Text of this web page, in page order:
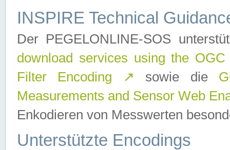
INSPIRE Technical
Der PEGELONLINE-SOS
download services using the
Filter Encoding
↗ sowie die
Measurements and Sensor Web
Enkodieren von Messwerten
Unterstützte Encodings